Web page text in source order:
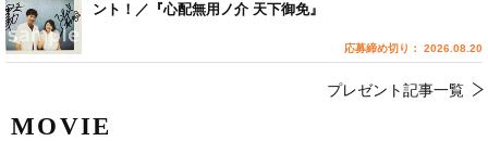
MOVIE
ント！／『心配無用ノ介 天下御免』
応募締め切り： 2026.08.20
プレゼント記事一覧